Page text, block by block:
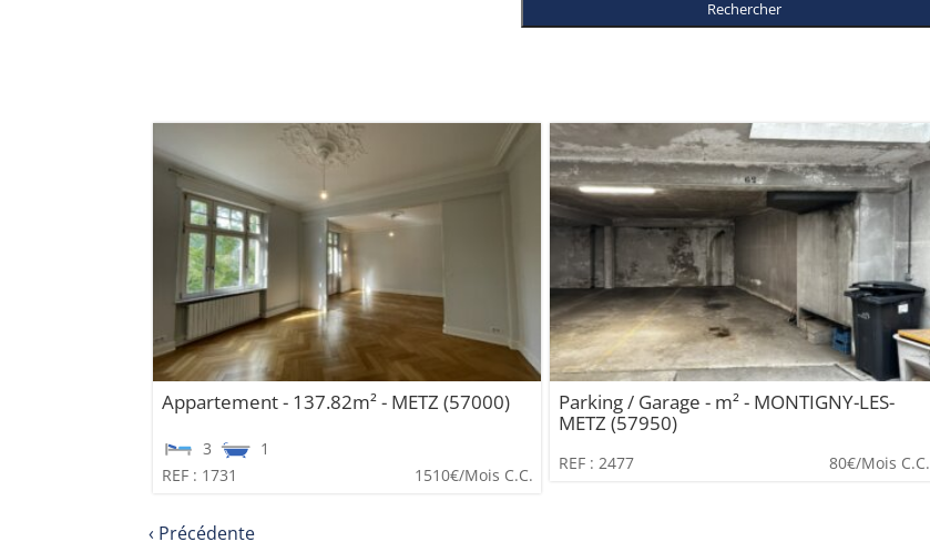
Appartement - 137.82m² - METZ (57000)
3
1
REF : 1731
1510€/Mois C.C.
Parking / Garage - m² - MONTIGNY-LES-
METZ (57950)
REF : 2477 80€/Mois C.C.
‹ Précédente